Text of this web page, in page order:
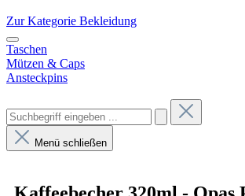
Zur Kategorie Bekleidung
Taschen
Mützen & Caps
Ansteckpins
Menü schließen